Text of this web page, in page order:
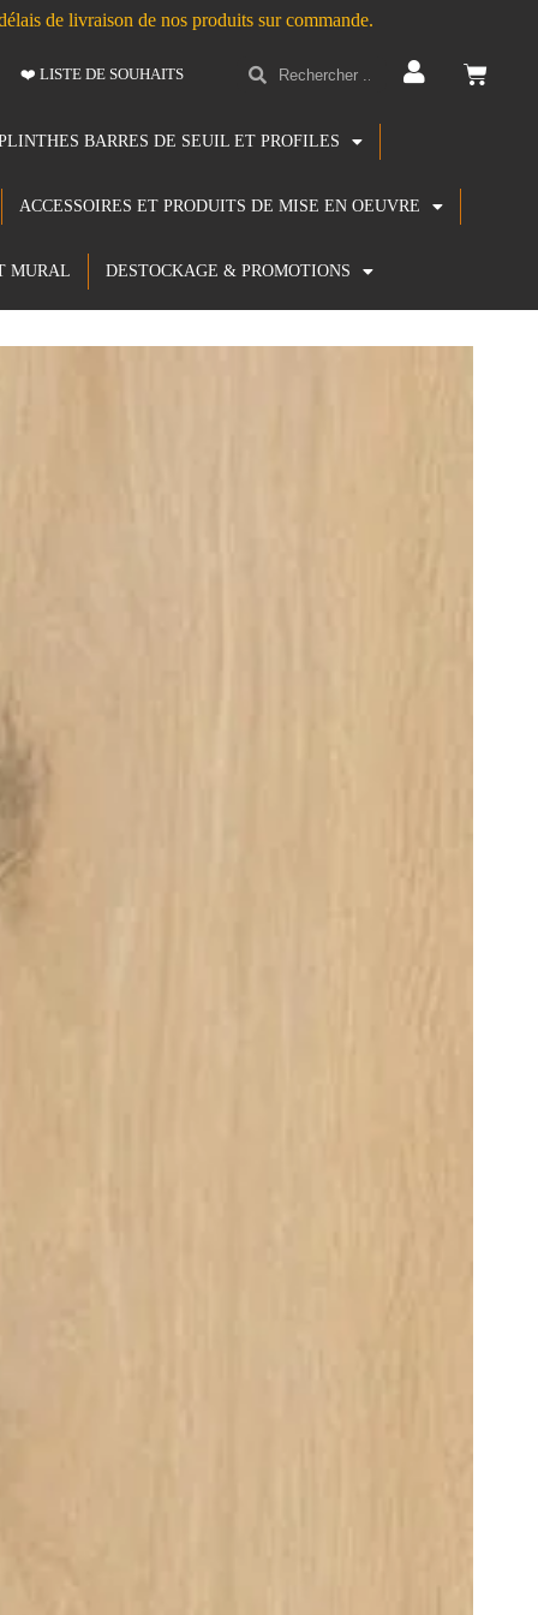
de livraison de nos produits sur commande.
❤️ LISTE DE SOUHAITS
BARRES DE SEUIL ET PROFILES
ACCESSOIRES ET PRODUITS DE MISE EN OEUVRE
MURAL DESTOCKAGE & PROMOTIONS